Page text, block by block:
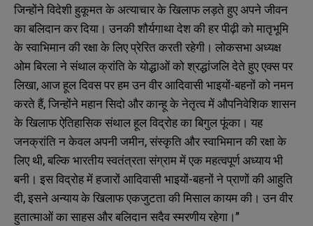
जिन्होंने विदेशी हुकूमत के अत्याचार के खिलाफ लड़ते हुए अपने जीवन
का बलिदान कर दिया। उनकी शौर्यगाथा देश की हर पीढ़ी को मातृभूमि
के स्वाभिमान की रक्षा के लिए प्रेरित करती रहेगी। लोकसभा अध्यक्ष
ओम बिरला ने संथाल क्रांति के योद्धाओं को श्रद्धांजलि देते हुए एक्स पर
लिखा, आज हूल दिवस पर हम उन वीर आदिवासी भाइयों-बहनों को नमन
करते हैं, जिन्होंने महान सिदो और कान्हू के नेतृत्व में औपनिवेशिक शासन
के खिलाफ ऐतिहासिक संथाल हूल विद्रोह का बिगुल फूंका। यह
जनक्रांति न केवल अपनी जमीन, संस्कृति और स्वाभिमान की रक्षा के
लिए थी, बल्कि भारतीय स्वतंत्रता संग्राम में एक महत्वपूर्ण अध्याय भी
बनी। इस विद्रोह में हजारों आदिवासी भाइयों-बहनों ने प्राणों की आहुति
दी, इसने अन्याय के खिलाफ एकजुटता की मिसाल कायम की। उन वीर
हुतात्माओं का साहस और बलिदान सदैव स्मरणीय रहेगा।”